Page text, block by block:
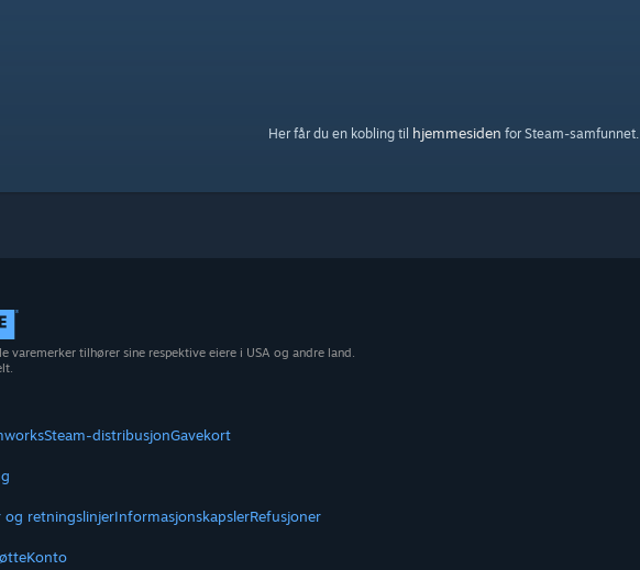
Her får du en kobling til hjemmesiden for Steam-samfunnet.
tilhører sine respektive eiere i USA og andre land.
Steam-distribusjonGavekort
og retningslinjerInformasjonskapslerRefusjoner
Konto